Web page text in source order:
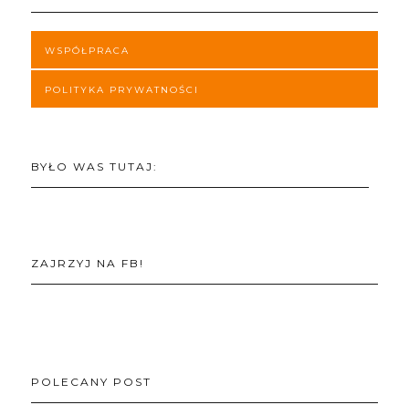
WSPÓŁPRACA
POLITYKA PRYWATNOŚCI
BYŁO WAS TUTAJ:
ZAJRZYJ NA FB!
POLECANY POST